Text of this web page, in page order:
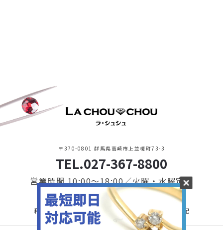
〒370-0801 群馬県高崎市上並榎町73-3
TEL.027-367-8800
営業時間 10:00〜18:00／火曜・水曜定休
利用規約・プライバシーポリシー特定商取引に基づく表記